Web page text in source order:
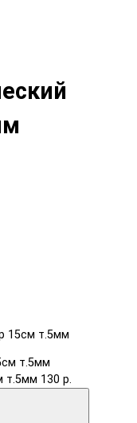
15см т.5мм
т.5мм 130 р.